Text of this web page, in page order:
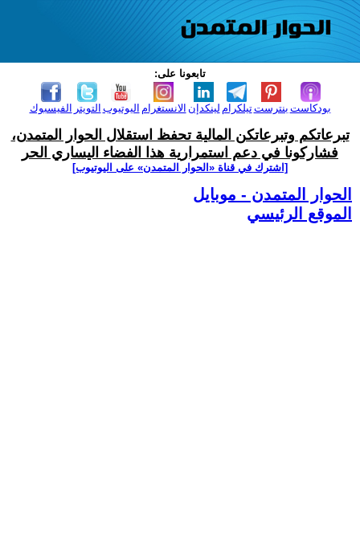
تابعونا على:
الفيسبوك التويتر اليوتيوب الانستغرام لينكدإن تيلكرامبنترست بودكاست
تبرعاتكم وتبرعاتكن المالية تحفظ استقلال الحوار المتمدن،
فشاركونا في دعم استمرارية هذا الفضاء اليساري الحر
[اشترك في قناة ‫«الحوار المتمدن» على اليوتيوب]
الحوار المتمدن - موبايل
الموقع الرئيسي